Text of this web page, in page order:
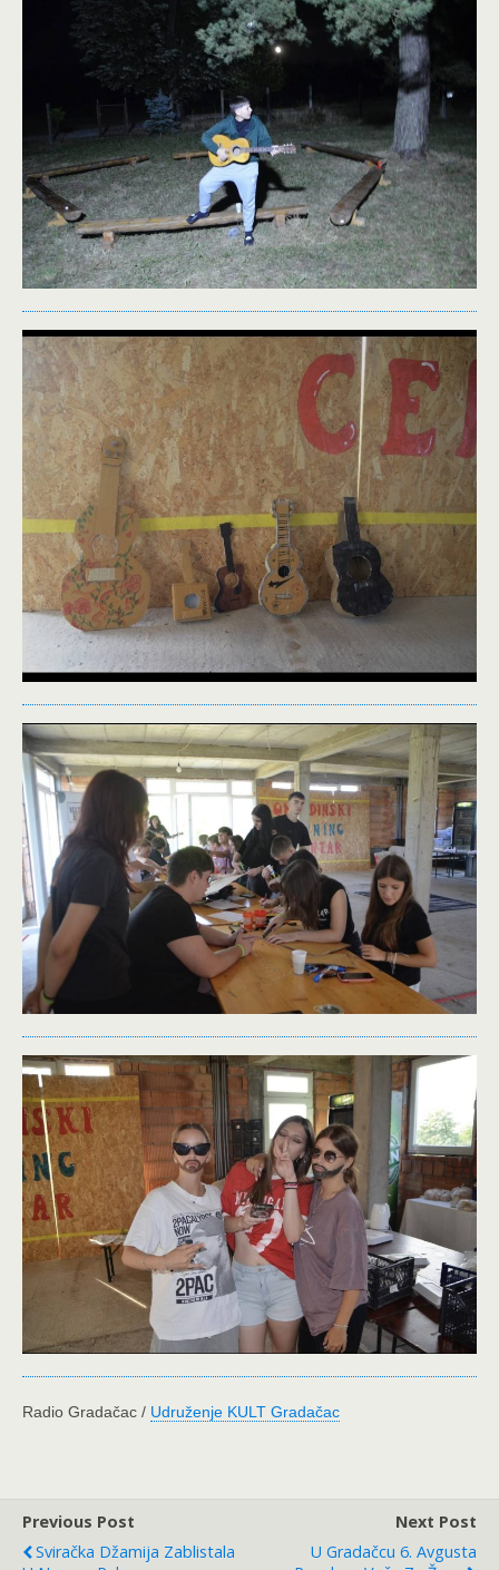
Radio Gradačac / Udruženje KULT Gradačac
Previous Post
Sviračka Džamija Zablistala
Next Post
U Gradačcu 6. Avgusta